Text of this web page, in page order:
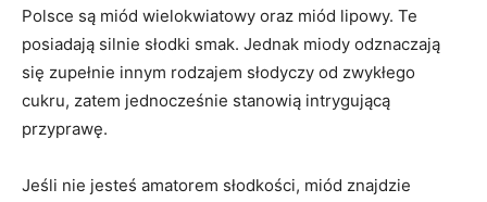
Polsce są miód wielokwiatowy oraz miód lipowy. Te
posiadają silnie słodki smak. Jednak miody odznaczają
się zupełnie innym rodzajem słodyczy od zwykłego
cukru, zatem jednocześnie stanowią intrygującą
przyprawę.
Jeśli nie jesteś amatorem słodkości, miód znajdzie